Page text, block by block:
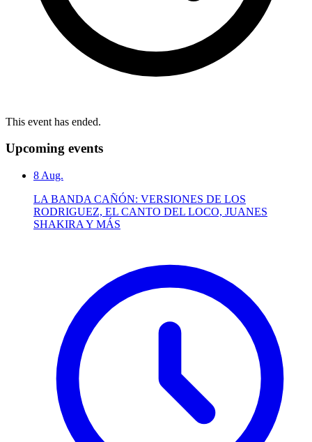
This event has ended.
Upcoming events
8 Aug.
LA BANDA CAÑÓN: VERSIONES DE LOS
RODRIGUEZ, EL CANTO DEL LOCO, JUANES
SHAKIRA Y MÁS